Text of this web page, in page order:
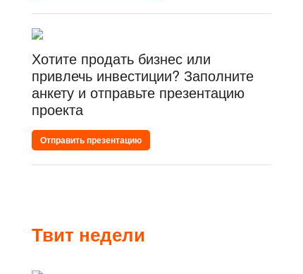
Хотите продать бизнес или
привлечь инвестиции? Заполните
анкету и отправьте презентацию
проекта
Отправить презентацию
Твит недели